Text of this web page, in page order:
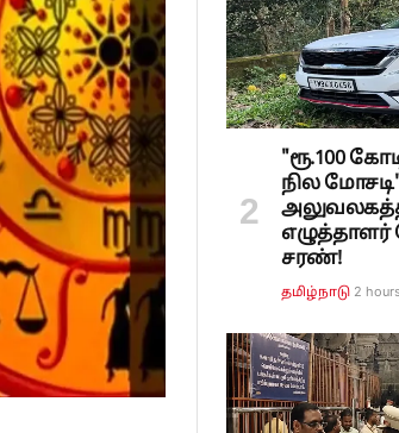
"ரூ.100
நில மோசடி":
சரண்!
தமிழ்நாடு 2